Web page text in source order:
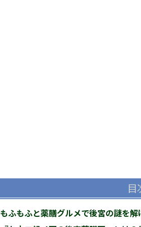
目
もふもふと薬膳グルメで後宮の謎を解